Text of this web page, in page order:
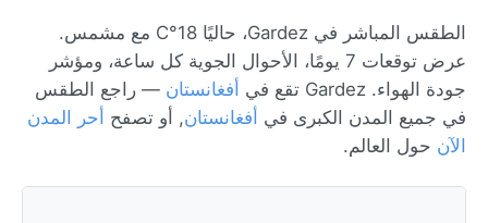
الطقس المباشر في Gardez، حاليًا 18°C مع مشمس.
عرض توقعات 7 يومًا، الأحوال الجوية كل ساعة، ومؤشر
جودة الهواء. Gardez تقع في
أفغانستان — راجع الطقس
في جميع المدن الكبرى في أفغانستان, أو تصفح أحر المدن
الآن حول العالم.